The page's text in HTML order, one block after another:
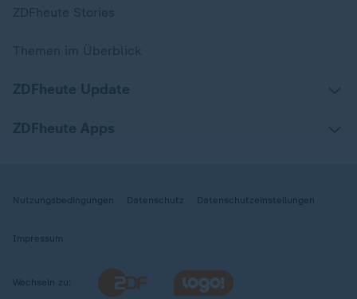
Nutzungsbedingungen Datenschutz Datenschutzeinstellungen
Impressum
Wechseln zu: